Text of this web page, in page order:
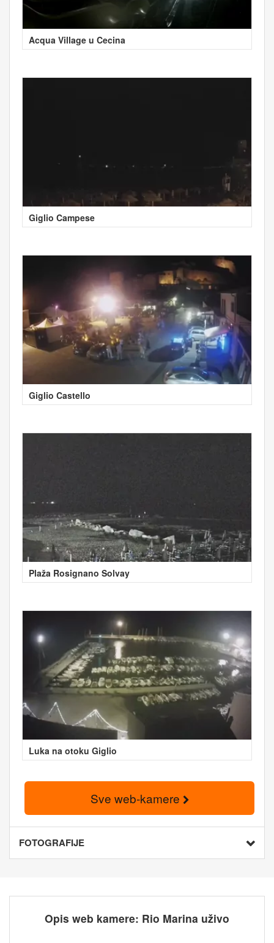
Acqua Village u Cecina
Giglio Campese
Giglio Castello
Plaža Rosignano Solvay
Luka na otoku Giglio
Sve web-kamere
FOTOGRAFIJE
Opis web kamere: Rio Marina uživo